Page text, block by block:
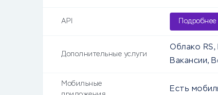
API Подробнее
Дополнительные услуги
Облако RS,
Вакансии,
Мобильные
Есть